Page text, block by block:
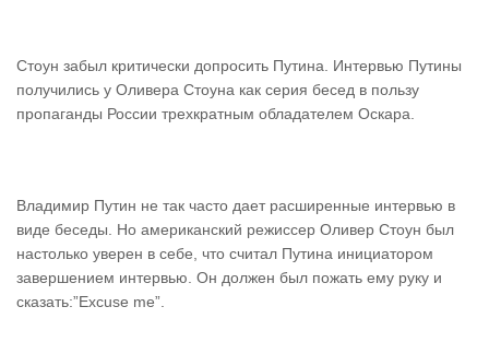
Стоун забыл критически допросить Путина. Интервью Путины
получились у Оливера Стоуна как серия бесед в пользу
пропаганды России трехкратным обладателем Оскара.
Владимир Путин не так часто дает расширенные интервью в
виде беседы. Но американский режиссер Оливер Стоун был
настолько уверен в себе, что считал Путина инициатором
завершением интервью. Он должен был пожать ему руку и
сказать:”Excuse me”.